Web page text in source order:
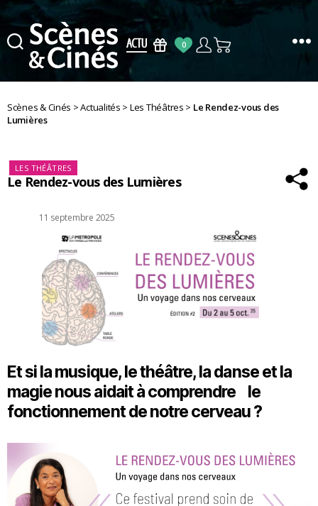
Cinés
0
Scènes & Cinés >Actualités > Les Théâtres > Le Rendez-vous des
Lumières
Catégories
LES THÉÂTRES
Le Rendez-vous des Lumières
Date11 septembre 2025
Et si la musique, le théâtre, la danse et la
magie nous aidait à comprendre le
fonctionnement de notre cerveau ?